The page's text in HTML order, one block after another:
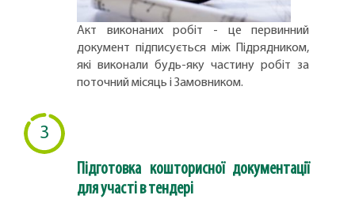
Акт виконаних робіт - це первинний
документ підписується між Підрядником,
які виконали будь-яку частину робіт за
поточний місяць і Замовником.
3
Підготовка кошторисної документації
для участі в тендері